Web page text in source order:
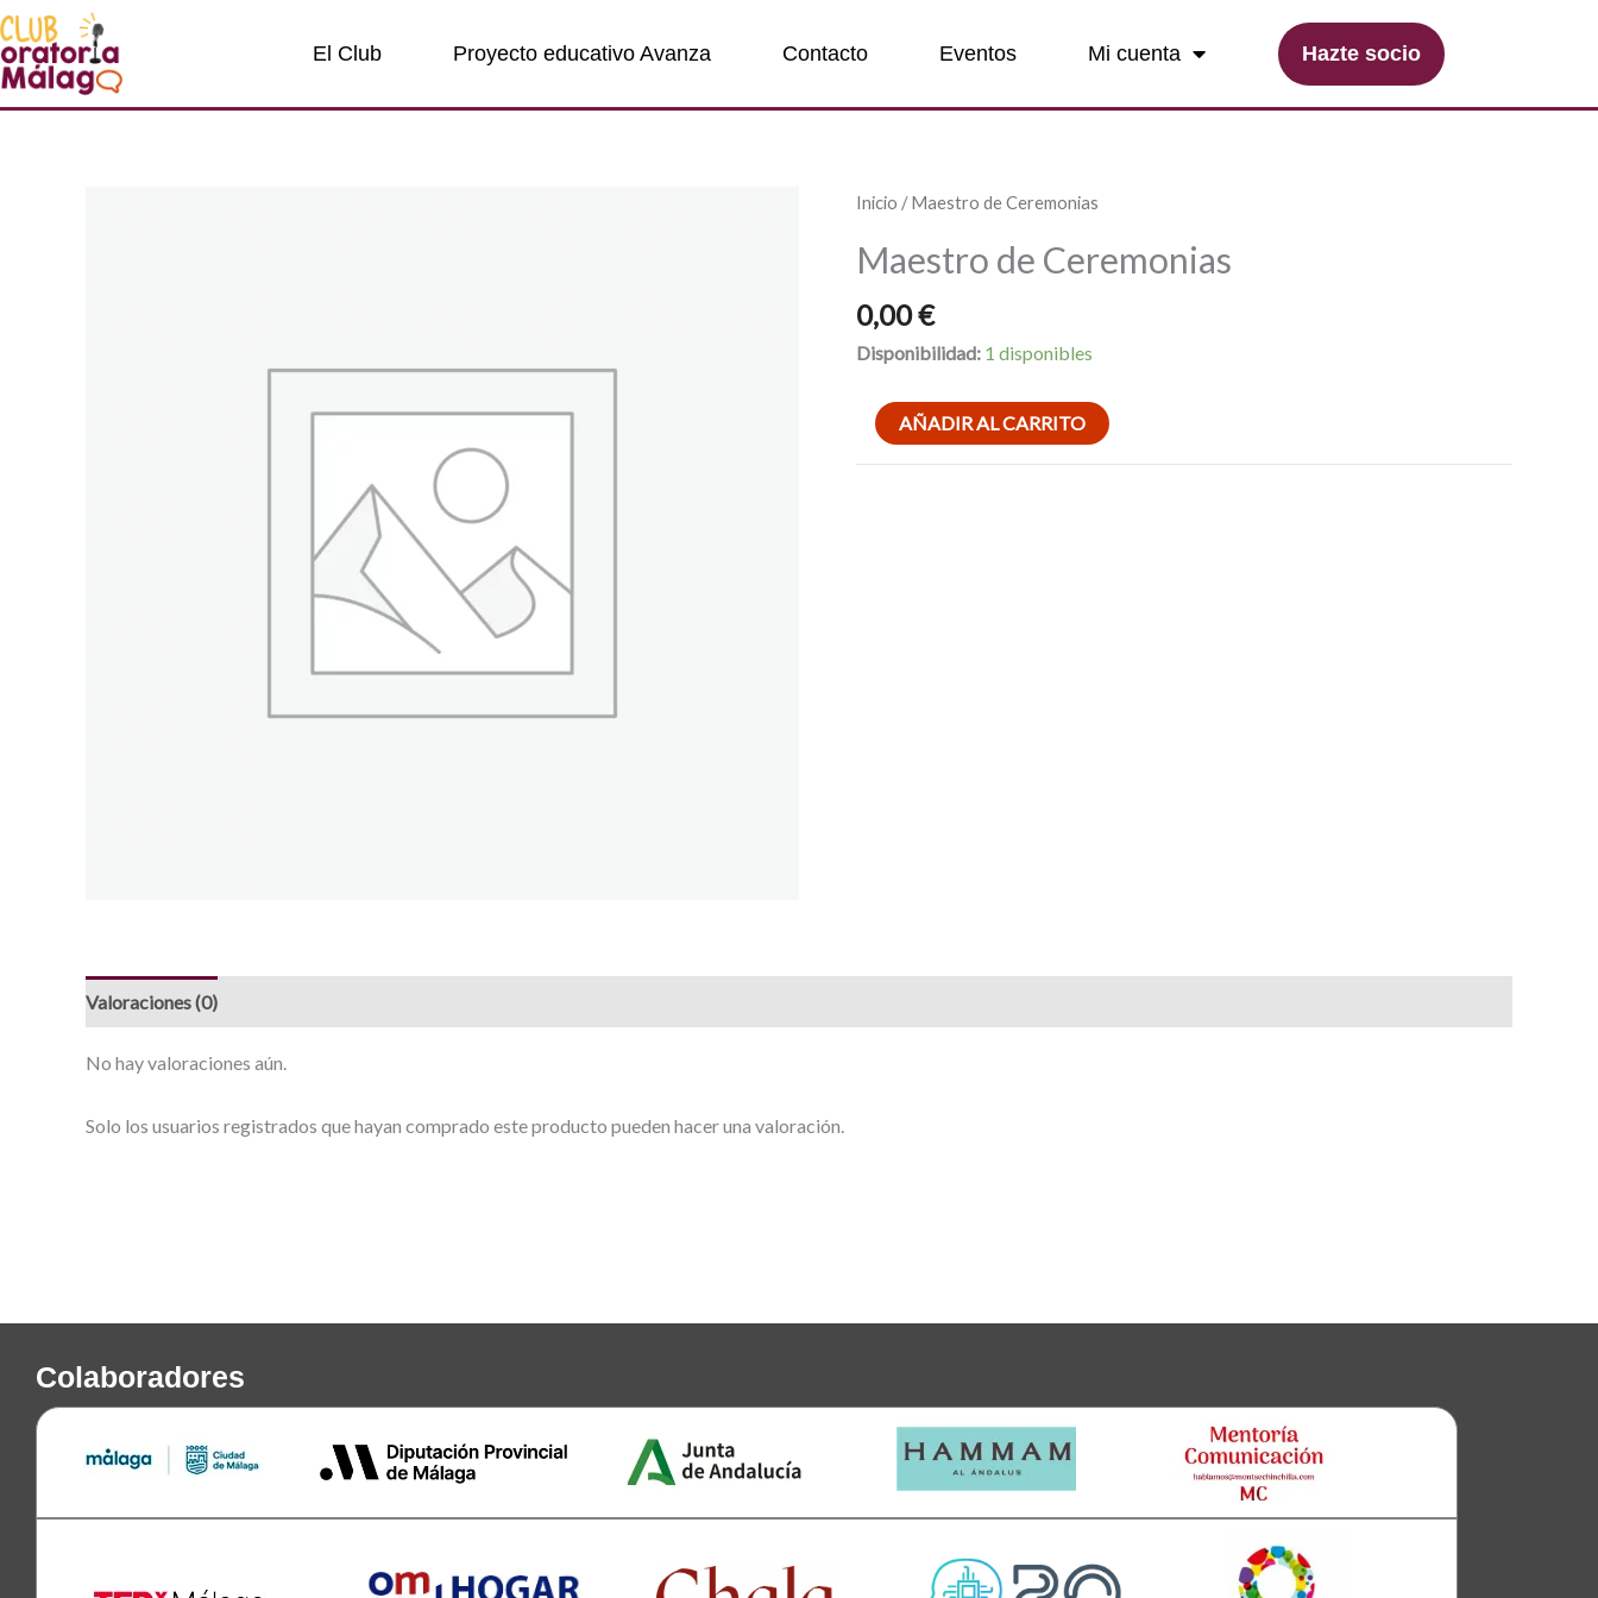
Ir
al
contenido
El Club Proyecto educativo Avanza Contacto Eventos Mi cuenta Hazte socio
Inicio / Maestro de Ceremonias
Maestro de Ceremonias
0,00€
Disponibilidad: 1 disponibles
Maestro
Ceremonias
AÑADIR AL CARRITO
Valoraciones (0)
No hay valoraciones aún.
Solo los usuarios registrados que hayan comprado este producto pueden hacer una valoración.
Colaboradores
Clara
Club Oratoria Málaga